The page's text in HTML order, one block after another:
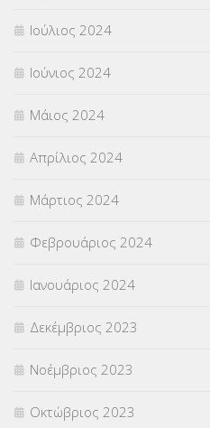
Ιούλιος 2024
Ιούνιος 2024
Μάιος 2024
Απρίλιος 2024
Μάρτιος 2024
Φεβρουάριος 2024
Ιανουάριος 2024
Δεκέμβριος 2023
Νοέμβριος 2023
Οκτώβριος 2023